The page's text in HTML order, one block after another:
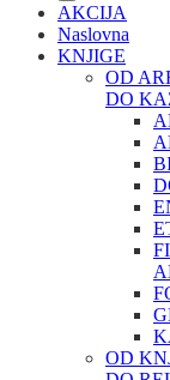
AKCIJA
Naslovna
KNJIGE
OD
DO
OD